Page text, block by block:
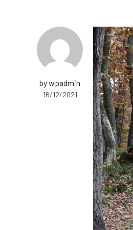
by wpadmin
16/12/2021